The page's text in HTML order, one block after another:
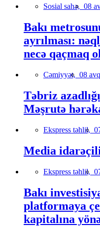
Sosial sahə, 08
Bakı
ayrılması:
necə qaçmaq
Cəmiyyət, 08
Təbriz
Məşrutə
Ekspress təhlil,
Media
Ekspress təhlil,
Bakı
platformaya
kapitalına